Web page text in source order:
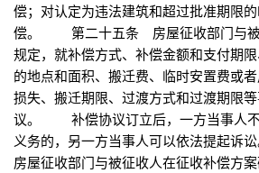
偿；对认定为违法建筑和超过批准期限
偿。 第二十五条 房屋征收部门与被
规定，就补偿方式、补偿金额和支付期
的地点和面积、搬迁费、临时安置费或
损失、搬迁期限、过渡方式和过渡期限
议。 补偿协议订立后，一方当事人不
义务的，另一方当事人可以依法提起
房屋征收部门与被征收人在征收补偿方